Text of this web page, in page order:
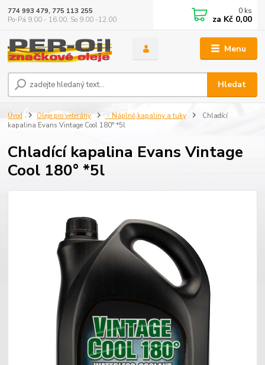
Menu
Hledat
774 993 479, 775 113 255
Po-Pá 9.00 - 16.00, So 9.00 -12.00
0 ks
za Kč 0,00
Úvod Oleje pro veterány - Náplně,kapaliny a tuky
Chladící
kapalina Evans Vintage Cool 180° *5l
Chladící kapalina Evans Vintage
Cool 180° *5l